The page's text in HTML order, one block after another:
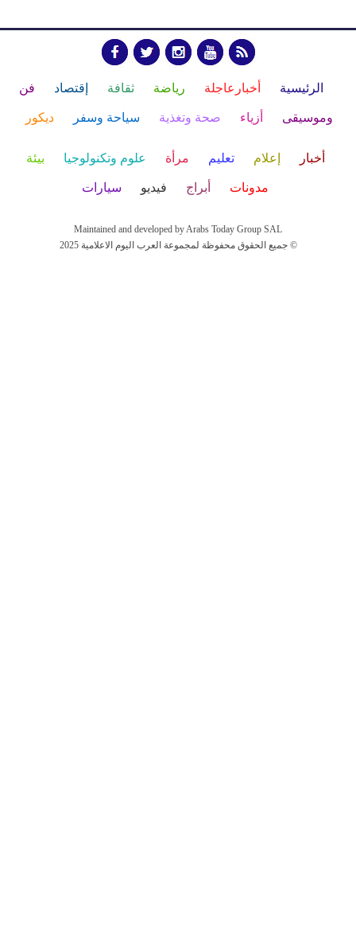
الرئيسية أخبارعاجلة رياضة ثقافة إقتصاد فن
وموسيقى أزياء صحة وتغذية سياحة وسفر ديكور
أخبار إعلام تعليم مرأة علوم وتكنولوجيا بيئة
مدونات أبراج فيديو سيارات
Maintained and developed by Arabs Today Group SAL
جميع الحقوق محفوظة لمجموعة العرب اليوم الاعلامية 2025 ©